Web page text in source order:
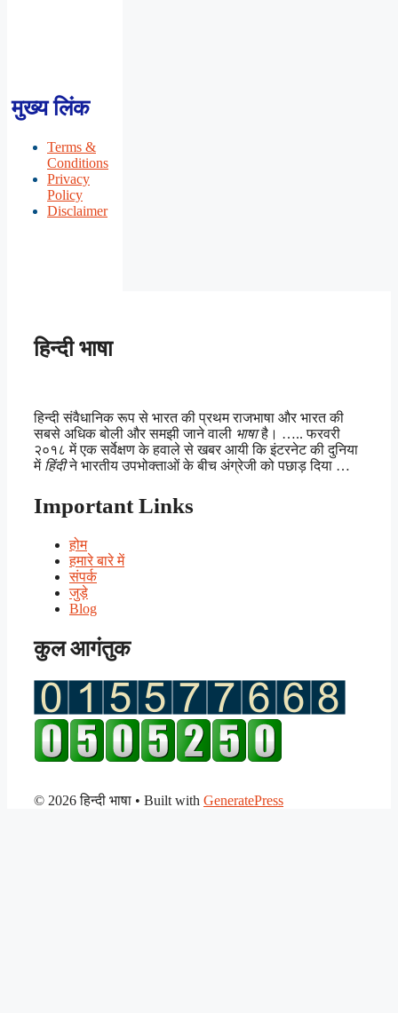
मुख्य लिंक
Terms &
Conditions
Privacy
Policy
Disclaimer
हिन्दी भाषा
हिन्दी संवैधानिक रूप से भारत की प्रथम राजभाषा और भारत की
सबसे अधिक बोली और समझी जाने वाली भाषाहै। ….. फरवरी
२०१८ में एक सर्वेक्षण के हवाले से खबर आयी कि इंटरनेट की दुनिया
में हिंदीने भारतीय उपभोक्ताओं के बीच अंग्रेजी को पछाड़ दिया …
Important Links
होम
हमारे बारे में
संपर्क
जुड़े
Blog
कुल आगंतुक
© 2026 हिन्दी भाषा • Built with GeneratePress